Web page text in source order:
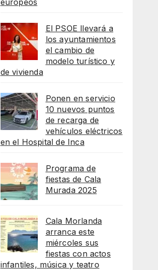
El PSOE llevará a
los ayuntamientos
el cambio de
modelo turístico y
de vivienda
Ponen en servicio
10 nuevos puntos
de recarga de
vehículos eléctricos
en el Hospital de Inca
Programa de
fiestas de Cala
Murada 2025
Cala Morlanda
arranca este
miércoles sus
fiestas con actos
infantiles, música y teatro